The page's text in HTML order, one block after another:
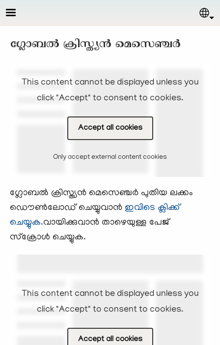
Skip to main content
ഗ്ലോബല്‍ ക്രിസ്ത്യന്‍ മെസെഞ്ചര്‍
This content cannot be displayed unless you
click "Accept" to consent to cookies.
Accept all cookies
Only accept external content cookies
ഗ്ലോബല്‍ ക്രിസ്ത്യന്‍ മെസെഞ്ചര്‍ പുതിയ ലക്കം
ഡൌണ്‍ലോഡ് ചെയ്യുവാന്‍ ഇവിടെ ക്ലിക്ക്
ചെയ്യുക.വായിക്കുവാന്‍ താഴെയുള്ള പേജ്
സ്ക്രോള്‍ ചെയ്യുക.
This content cannot be displayed unless you
click "Accept" to consent to cookies.
Accept all cookies